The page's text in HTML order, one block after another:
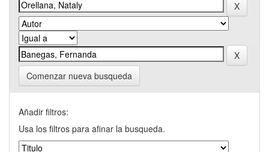
Comenzar nueva busqueda
Añadir filtros:
Usa los filtros para afinar la busqueda.